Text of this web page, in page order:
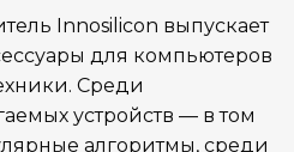
28.6
Innosilicon выпускает
для компьютеров
Среди
устройств — в том
алгоритмы, среди